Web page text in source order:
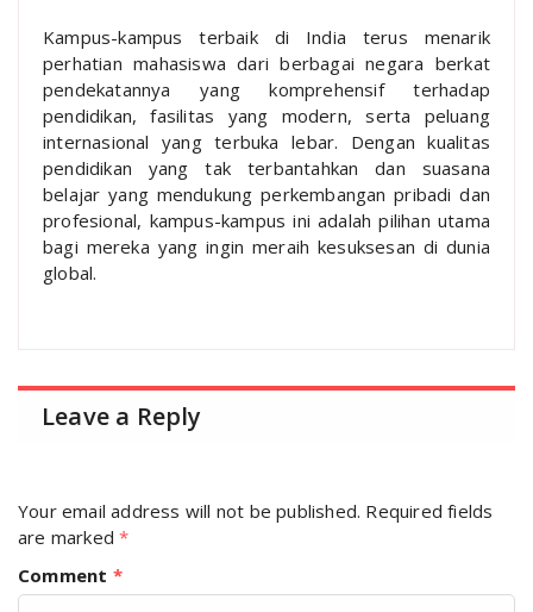
Kampus-kampus terbaik di India terus menarik
perhatian mahasiswa dari berbagai negara berkat
pendekatannya yang komprehensif terhadap
pendidikan, fasilitas yang modern, serta peluang
internasional yang terbuka lebar. Dengan kualitas
pendidikan yang tak terbantahkan dan suasana
belajar yang mendukung perkembangan pribadi dan
profesional, kampus-kampus ini adalah pilihan utama
bagi mereka yang ingin meraih kesuksesan di dunia
global.
Leave a Reply
Your email address will not be published. Required fields
are marked*
Comment *